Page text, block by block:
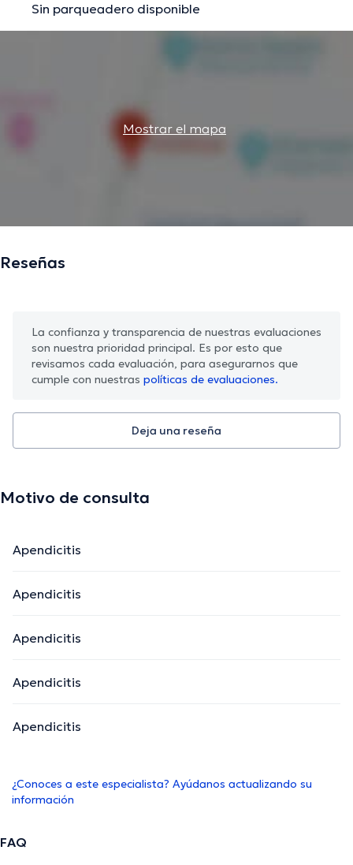
Sin parqueadero disponible
Mostrar el mapa
Reseñas
La confianza y transparencia de nuestras evaluaciones
son nuestra prioridad principal. Es por esto que
revisamos cada evaluación, para asegurarnos que
cumple con nuestras políticas de evaluaciones.
Deja una reseña
Motivo de consulta
Apendicitis
Apendicitis
Apendicitis
Apendicitis
Apendicitis
¿Conoces a este especialista? Ayúdanos actualizando su
información
FAQ